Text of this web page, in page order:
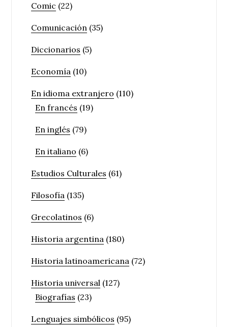
Comic (22)
Comunicación (35)
Diccionarios (5)
Economía (10)
En idioma extranjero (110)
En francés (19)
En inglés (79)
En italiano (6)
Estudios Culturales (61)
Filosofía (135)
Grecolatinos (6)
Historia argentina (180)
Historia latinoamericana (72)
Historia universal (127)
Biografías (23)
Lenguajes simbólicos (95)